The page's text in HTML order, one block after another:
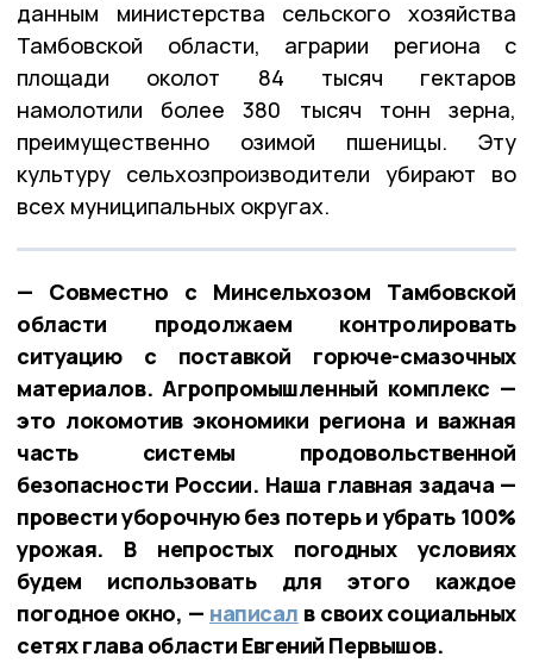
данным министерства сельского хозяйства
Тамбовской области, аграрии региона с
площади околот 84 тысяч гектаров
намолотили более 380 тысяч тонн зерна,
преимущественно озимой пшеницы. Эту
культуру сельхозпроизводители убирают во
всех муниципальных округах.
— Совместно с Минсельхозом Тамбовской
области продолжаем контролировать
ситуацию с поставкой горюче-смазочных
материалов. Агропромышленный комплекс —
это локомотив экономики региона и важная
часть системы продовольственной
безопасности России. Наша главная задача —
провести уборочную без потерь и убрать 100%
урожая. В непростых погодных условиях
будем использовать для этого каждое
погодное окно, — написал в своих социальных
сетях глава области Евгений Первышов.